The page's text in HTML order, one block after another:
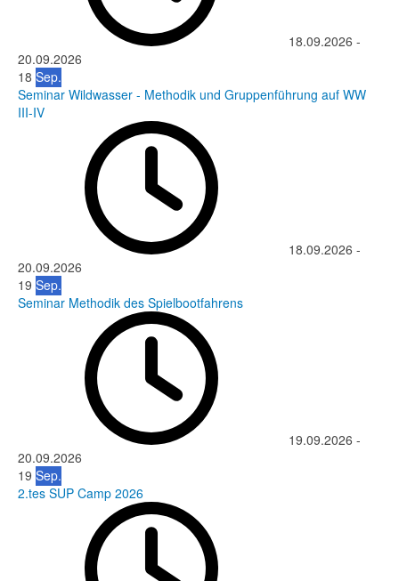
18.09.2026 -
20.09.2026
18 Sep.
Seminar Wildwasser - Methodik und Gruppenführung auf WW
III-IV
18.09.2026 -
20.09.2026
19 Sep.
Seminar Methodik des Spielbootfahrens
19.09.2026 -
20.09.2026
19 Sep.
2.tes SUP Camp 2026